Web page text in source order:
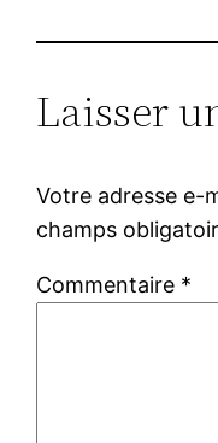
Laisser
Votre adresse e-
champs
Commentaire *